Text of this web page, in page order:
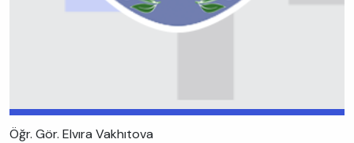
Öğr. Gör. Elvıra Vakhıtova